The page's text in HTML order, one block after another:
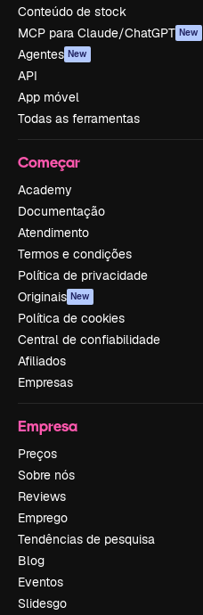
Conteúdo de stock
MCP para Claude/ChatGPT New
Agentes New
API
App móvel
Todas as ferramentas
Começar
Academy
Documentação
Atendimento
Termos e condições
Política de privacidade
Originais New
Política de cookies
Central de confiabilidade
Afiliados
Empresas
Empresa
Preços
Sobre nós
Reviews
Emprego
Tendências de pesquisa
Blog
Eventos
Slidesgo